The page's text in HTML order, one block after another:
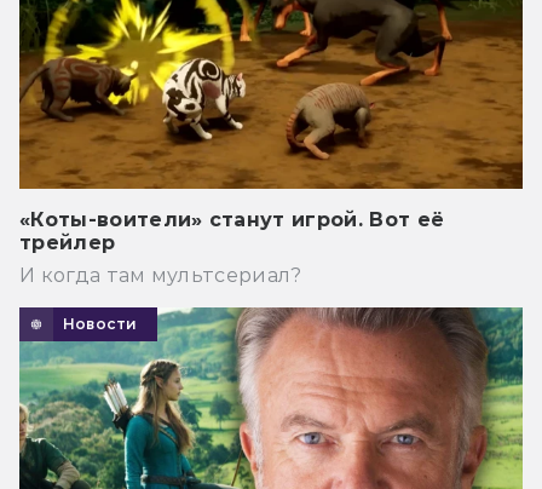
«Коты-воители» станут игрой. Вот её
трейлер
И когда там мультсериал?
Новости